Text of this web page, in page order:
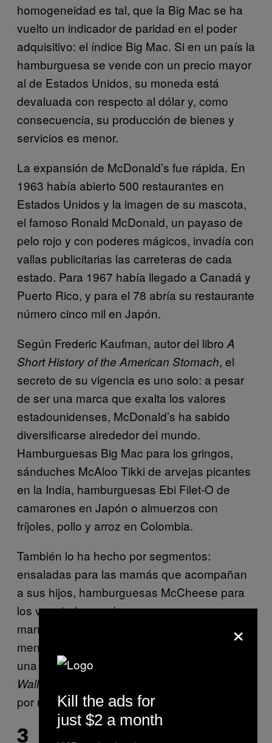
homogeneidad es tal, que la Big Mac se ha
vuelto un indicador de paridad en el poder
adquisitivo: el índice Big Mac. Si en un país la
hamburguesa se vende con un precio mayor
al de Estados Unidos, su moneda está
devaluada con respecto al dólar y, como
consecuencia, su producción de bienes y
servicios es menor.
La expansión de McDonald’s fue rápida. En
1963 había abierto 500 restaurantes en
Estados Unidos y la imagen de su mascota,
el famoso Ronald McDonald, un payaso de
pelo rojo y con poderes mágicos, invadía con
vallas publicitarias las carreteras de cada
estado. Para 1967 había llegado a Canadá y
Puerto Rico, y para el 78 abría su restaurante
número cinco mil en Japón.
Según Frederic Kaufman, autor del libro A
Short History of the American Stomach, el
secreto de su vigencia es uno solo: a pesar
de ser una marca que exalta los valores
estadounidenses, McDonald’s ha sabido
diversificarse alrededor del mundo.
Hamburguesas Big Mac para los gringos,
sánduches McAloo Tikki de arvejas picantes
en la India, hamburguesas Ebi Filet-O de
camarones en Japón o almuerzos con
fríjoles, pollo y arroz en Colombia.
También lo ha hecho por segmentos:
ensaladas para las mamás que acompañan
a sus hijos, hamburguesas McCheese para
los vegetarianos, desayunos con avena y
manzana para los más saludables. Todo en
menos de 10 minutos, todo para comer con
una sola mano y, atendiendo al llamado de
Wall Street
por menos de cinco dólares.
3
×
Kill the ads for
just $2 a month